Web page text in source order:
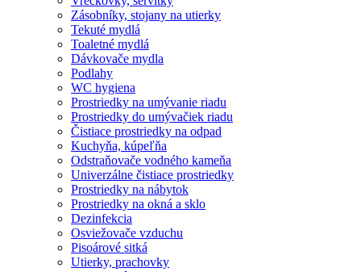
Zásobníky, stojany na utierky
Tekuté mydlá
Toaletné mydlá
Dávkovače mydla
Podlahy
WC hygiena
Prostriedky na umývanie riadu
Prostriedky do umývačiek riadu
Čistiace prostriedky na odpad
Kuchyňa, kúpeľňa
Odstraňovače vodného kameňa
Univerzálne čistiace prostriedky
Prostriedky na nábytok
Prostriedky na okná a sklo
Dezinfekcia
Osviežovače vzduchu
Pisoárové sitká
Utierky, prachovky